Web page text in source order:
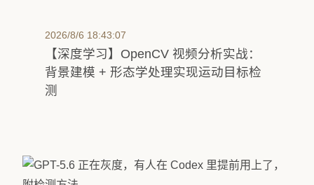
2026/8/6 18:43:07
【深度学习】OpenCV 视频分析实战：
背景建模 + 形态学处理实现运动目标检
测